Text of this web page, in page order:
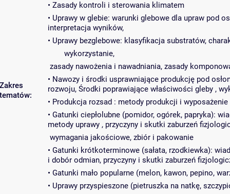
Zakres
tematów:
• Zasady kontroli i sterowania klimatem
• Uprawy w glebie: warunki glebowe dla upraw pod
interpretacja wyników,
• Uprawy bezglebowe: klasyfikacja substratów,
wykorzystanie,
zasady nawożenia i nawadniania, zasady
• Nawozy i środki usprawniające produkcję pod
rozwoju, Środki poprawiające właściwości gleby ,
• Produkcja rozsad : metody produkcji i
• Gatunki ciepłolubne (pomidor, ogórek, papryka):
metody uprawy , przyczyny i skutki zaburzeń
wymagania jakościowe, zbiór i pakowanie
• Gatunki krótkoterminowe (sałata, rzodkiewka):
i dobór odmian, przyczyny i skutki zaburzeń
• Gatunki mało popularne (melon, kawon, pepino,
• Uprawy przyspieszone (pietruszka na natkę,